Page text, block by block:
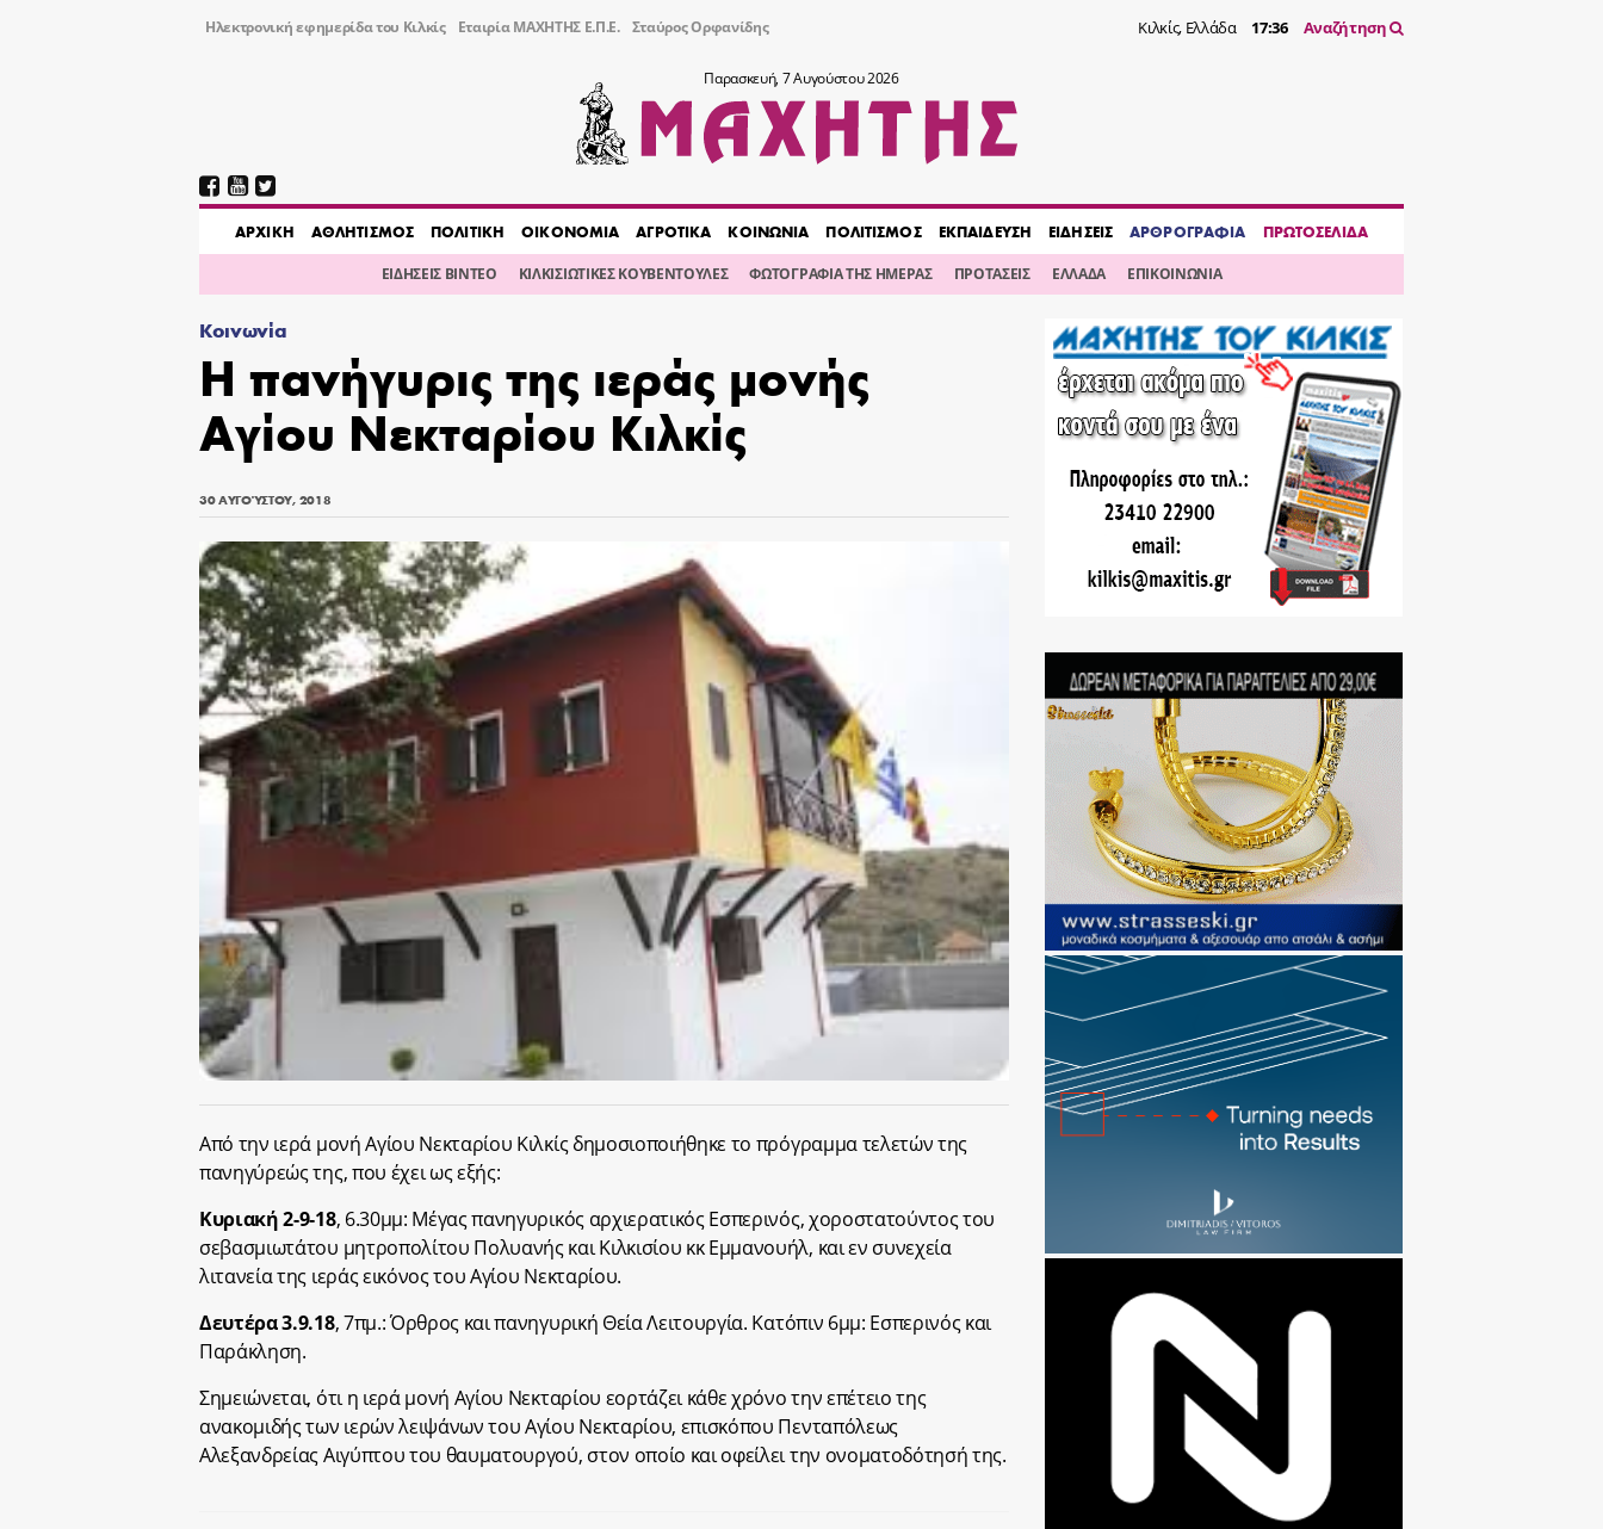
Ηλεκτρονική εφημερίδα του Κιλκίς Εταιρία ΜΑΧΗΤΗΣ Ε.Π.Ε. Σταύρος Ορφανίδης Κιλκίς, Ελλάδα 17:36 Αναζήτηση
Παρασκευή, 7 Αυγούστου 2026
AΡΧΙΚΗ ΑΘΛΗΤΙΣΜΟΣ ΠΟΛΙΤΙΚΗ ΟΙΚΟΝΟΜΙΑ ΑΓΡΟΤΙΚΑ ΚΟΙΝΩΝΙΑ ΠΟΛΙΤΙΣΜΟΣ ΕΚΠΑΙΔΕΥΣΗ ΕΙΔΗΣΕΙΣ ΑΡΘΡΟΓΡΑΦΙΑ ΠΡΩΤΟΣΕΛΙΔΑ
ΕΙΔΗΣΕΙΣ ΒΙΝΤΕΟ ΚΙΛΚΙΣΙΩΤΙΚΕΣ ΚΟΥΒΕΝΤΟΥΛΕΣ ΦΩΤΟΓΡΑΦΙΑ ΤΗΣ ΗΜΕΡΑΣ ΠΡΟΤΑΣΕΙΣ ΕΛΛΑΔΑ ΕΠΙΚΟΙΝΩΝΙΑ
Κοινωνία
Η πανήγυρις της ιεράς μονής
Αγίου Νεκταρίου Κιλκίς
30 ΑΥΓΟΎΣΤΟΥ, 2018
Από την ιερά μονή Αγίου Νεκταρίου Κιλκίς δημοσιοποιήθηκε το πρόγραμμα τελετών της
πανηγύρεώς της, που έχει ως εξής:
Κυριακή 2-9-18, 6.30μμ: Μέγας πανηγυρικός αρχιερατικός Εσπερινός, χοροστατούντος του
σεβασμιωτάτου μητροπολίτου Πολυανής και Κιλκισίου κκ Εμμανουήλ, και εν συνεχεία
λιτανεία της ιεράς εικόνος του Αγίου Νεκταρίου.
Δευτέρα 3.9.18, 7πμ.: Όρθρος και πανηγυρική Θεία Λειτουργία. Κατόπιν 6μμ: Εσπερινός και
Παράκληση.
Σημειώνεται, ότι η ιερά μονή Αγίου Νεκταρίου εορτάζει κάθε χρόνο την επέτειο της
ανακομιδής των ιερών λειψάνων του Αγίου Νεκταρίου, επισκόπου Πενταπόλεως
Αλεξανδρείας Αιγύπτου του θαυματουργού, στον οποίο και οφείλει την ονοματοδότησή της.